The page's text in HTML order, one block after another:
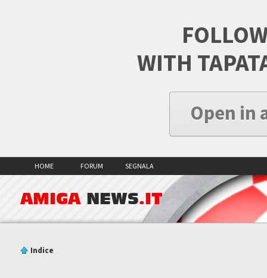
WITH
Open in
HOME FORUM SEGNALA
AMIGA NEWS.IT
Indice